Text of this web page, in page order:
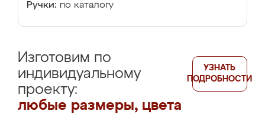
Ручки: по каталогу
Изготовим по
индивидуальному
проекту:
любые размеры, цвета
УЗНАТЬ
ПОДРОБНОСТИ